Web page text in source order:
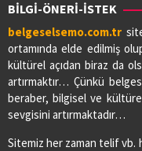
BİLGİ-ÖNERİ-İSTEK
belgeselsemo.com.tr
ortamında elde edilmiş
kültürel açıdan biraz da
artırmaktır… Çünkü
beraber, bilgisel ve
sevgisini artırmaktadır…
Sitemiz her zaman telif vb.